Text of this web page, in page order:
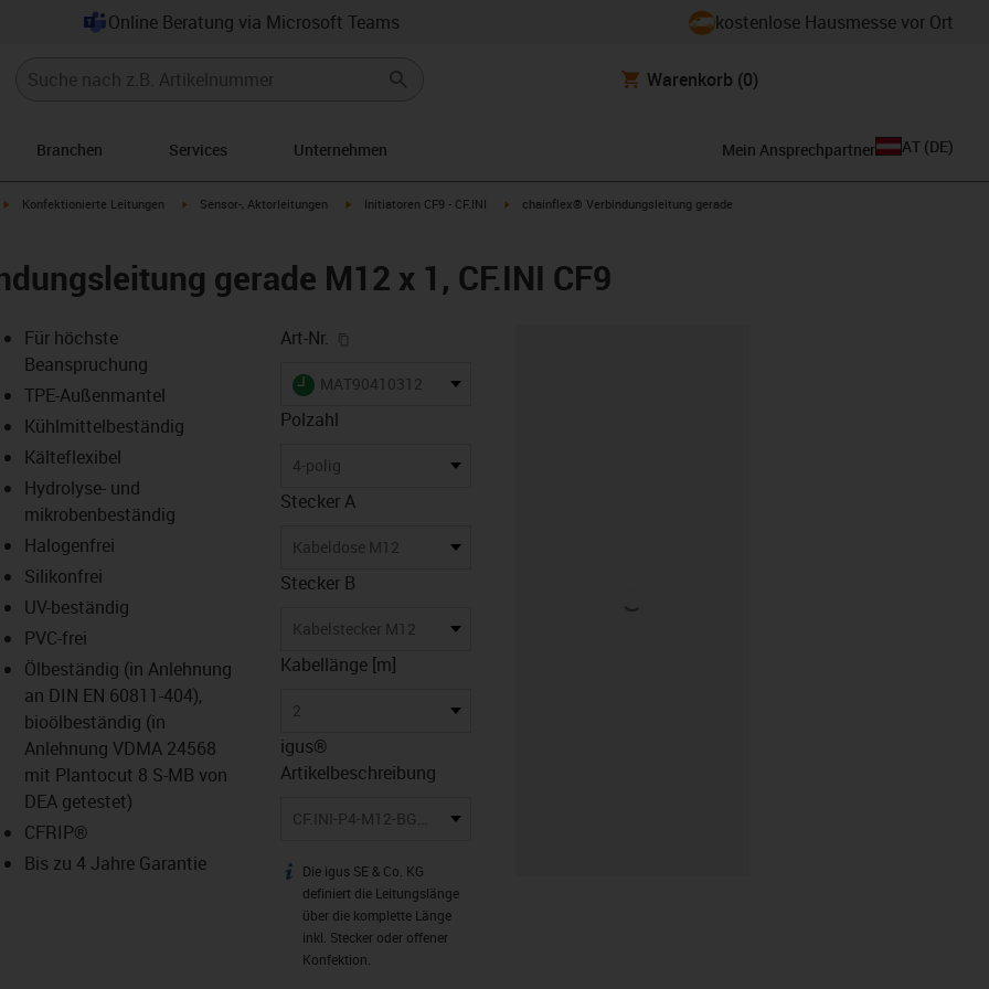
Online Beratung via Microsoft Teams kostenlose Hausmesse vor Ort
Warenkorb (0)
Branchen Services Unternehmen Mein Ansprechpartner AT (DE)
igus-icon-arrow-right
Konfektionierte Leitungen igus-icon-arrow-right
Sensor-, Aktorleitungen igus-icon-arrow-right
Initiatoren CF9 - CF.INI igus-icon-arrow-right
chainflex® Verbindungsleitung gerade
gerade M12 x 1, CF.INI CF9
icon-lupe
icon-lupe
Für höchste
Beanspruchung
TPE-Außenmantel
Kühlmittelbeständig
Kälteflexibel
Hydrolyse- und
mikrobenbeständig
Halogenfrei
Silikonfrei
UV-beständig
PVC-frei
Ölbeständig (in Anlehnung
an DIN EN 60811-404),
bioölbeständig (in
Anlehnung VDMA 24568
mit Plantocut 8 S-MB von
DEA getestet)
CFRIP®
Bis zu 4 Jahre Garantie
Art-Nr.
igus-icon-lieferzeit
MAT90410312
Polzahl
4-polig
Stecker A
Kabeldose M12
Stecker B
Kabelstecker M12
Kabellänge [m]
2
igus®
Artikelbeschreibung
CF.INI-P4-M12-BG/M12-SG-2
igus-icon-info
Die igus SE & Co. KG
definiert die Leitungslänge
über die komplette Länge
inkl. Stecker oder offener
Konfektion.